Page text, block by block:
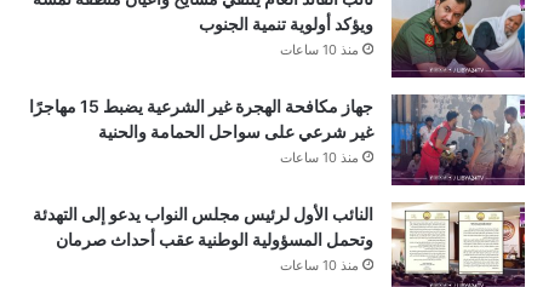
ويؤكد أولوية تنمية الجنوب
منذ 10 ساعات
جهاز مكافحة الهجرة غير الشرعية يضبط 15 مهاجرًا
غير شرعي على سواحل الحمامة والحنية
منذ 10 ساعات
النائب الأول لرئيس مجلس النواب يدعو إلى التهدئة
وتحمل المسؤولية الوطنية عقب أحداث صرمان
منذ 10 ساعات